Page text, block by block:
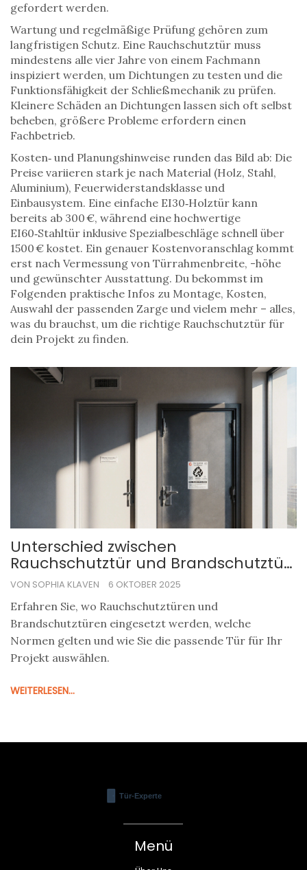
gefordert werden.
Wartung und regelmäßige Prüfung gehören zum
langfristigen Schutz. Eine Rauchschutztür muss
mindestens alle vier Jahre von einem Fachmann
inspiziert werden, um Dichtungen zu testen und die
Funktionsfähigkeit der Schließmechanik zu prüfen.
Kleinere Schäden an Dichtungen lassen sich oft selbst
beheben, größere Probleme erfordern einen
Fachbetrieb.
Kosten‑ und Planungshinweise runden das Bild ab: Die
Preise variieren stark je nach Material (Holz, Stahl,
Aluminium), Feuerwiderstandsklasse und
Einbausystem. Eine einfache EI30‑Holztür kann
bereits ab 300 €, während eine hochwertige
EI60‑Stahltür inklusive Spezialbeschläge schnell über
1500 € kostet. Ein genauer Kostenvoranschlag kommt
erst nach Vermessung von Türrahmenbreite, -höhe
und gewünschter Ausstattung. Du bekommst im
Folgenden praktische Infos zu Montage, Kosten,
Auswahl der passenden Zarge und vielem mehr – alles,
was du brauchst, um die richtige Rauchschutztür für
dein Projekt zu finden.
Unterschied zwischen
Rauchschutztür und Brandschutztür
- alles, was Sie wissen müssen
VON SOPHIA KLAVEN 6 OKTOBER 2025
Erfahren Sie, wo Rauchschutztüren und
Brandschutztüren eingesetzt werden, welche
Normen gelten und wie Sie die passende Tür für Ihr
Projekt auswählen.
WEITERLESEN...
Menü